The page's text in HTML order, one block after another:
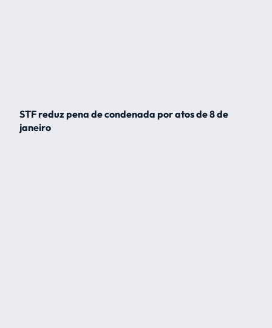
STF reduz pena de condenada por atos de 8 de
janeiro